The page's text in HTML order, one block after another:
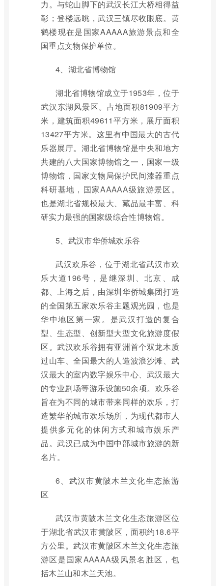
力。与蛇山脚下的武汉长江大桥相得益
彰；登楼远眺，武汉三镇尽收眼底。黄
鹤楼现在是国家AAAAA旅游景点和全
国重点文物保护单位。
4、湖北省博物馆
湖北省博物馆成立于1953年，位于
武汉东湖风景区。占地面积81909平方
米，建筑面积49611平方米，展厅面积
13427平方米。这里有中国最大的古代
乐器展厅。湖北省博物馆是中央和地方
共建的八大国家博物馆之一，国家一级
博物馆，国家文物局保护民间漆器重点
科研基地，国家AAAAA级旅游景区。
也是湖北省规模最大、藏品最丰富、科
研实力最强的国家级综合性博物馆。
5、武汉市华侨城欢乐谷
武汉欢乐谷，位于湖北省武汉市欢
乐大道196号，是继深圳、北京、成
都、上海之后，由深圳华侨城集团打造
的全国第五家欢乐谷主题观光园，也是
华中地区第一家。是武汉打造的复合
型、生态型、创新型大型文化旅游度假
区。武汉欢乐谷拥有亚洲首个双龙木质
过山车、全国最大的人造波浪沙滩、武
汉最大的室内数字娱乐中心、武汉最大
的专业剧场等游乐设施50余项。欢乐谷
旨在为不同的城市带来同样的欢乐，打
造繁华的城市欢乐场所，为现代都市人
提供多元化的休闲方式和城市娱乐产
品。武汉已成为中国中部城市旅游的新
名片。
6、武汉市黄陂木兰文化生态旅游
区
武汉市黄陂木兰文化生态旅游区位
于湖北省武汉市黄陂区，面积约18.6平
方公里。武汉市黄陂区木兰文化生态旅
游区是国家AAAAA级风景名胜区，包
括木兰山和木兰天池。